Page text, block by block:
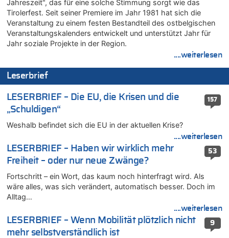
Drohnen mit Strengstoff? War es Russland?
08.08.2026 - 22:07 von Shari zu
Belgier knackt Jackpot bei Lotterie EuroMillions und gewinnt
mehr als 111 Millionen €
Leipzig, Mechernich und die Frage: Wer steckt hinter den
Drohnen mit Strengstoff? War es Russland?
Zwölf Jahre nach Aachener Bankraub: 70-Jähriger gefasst
08.08.2026 - 21:28 von Noah Parmentier zu
Leipzig, Mechernich und die Frage: Wer steckt hinter den
08.08.2026 - 21:11 von Mungo zu
Leipzig, Mechernich und die Frage: Wer steckt hinter den
08.08.2026 - 20:49 von Marcel Scholzen Eimerscheid zu
Leipzig, Mechernich und die Frage: Wer steckt hinter den
08.08.2026 - 20:34 von Dax zu
Wasserstand des Rheins in NRW so niedrig wie noch nie
Jahreszeit", das für eine solche Stimmung sorgt wie das
Tirolerfest. Seit seiner Premiere im Jahr 1981 hat sich die
Veranstaltung zu einem festen Bestandteil des ostbelgischen
Veranstaltungskalenders entwickelt und unterstützt Jahr für
Jahr soziale Projekte in der Region.
....weiterlesen
Leserbrief
157
LESERBRIEF – Die EU, die Krisen und die
„Schuldigen“
Weshalb befindet sich die EU in der aktuellen Krise?
....weiterlesen
53
LESERBRIEF – Haben wir wirklich mehr
Freiheit – oder nur neue Zwänge?
Fortschritt – ein Wort, das kaum noch hinterfragt wird. Als
wäre alles, was sich verändert, automatisch besser. Doch im
Alltag…
....weiterlesen
9
LESERBRIEF – Wenn Mobilität plötzlich nicht
mehr selbstverständlich ist